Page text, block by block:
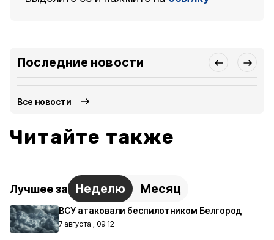
Последние новости
Все новости
Читайте также
Лучшее за Неделю Месяц
ВСУ атаковали беспилотником Белгород
7 августа , 09:12